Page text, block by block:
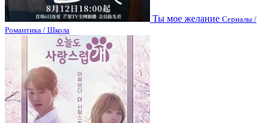
Ты мое желание Сериалы /
Романтика / Школа